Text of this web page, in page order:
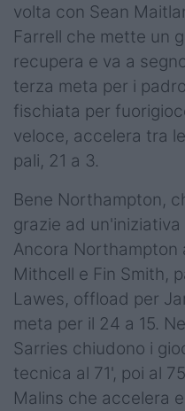
volta con Sean
Farrell che mette un
recupera e va a
terza meta per i
fischiata per
veloce, accelera tra
pali, 21 a 3.
Bene Northampton,
grazie ad
Ancora
Mithcell e Fin Smith,
Lawes, offload per
meta per il 24 a 15.
Sarries chiudono i
tecnica al 71', poi al
Malins che accelera